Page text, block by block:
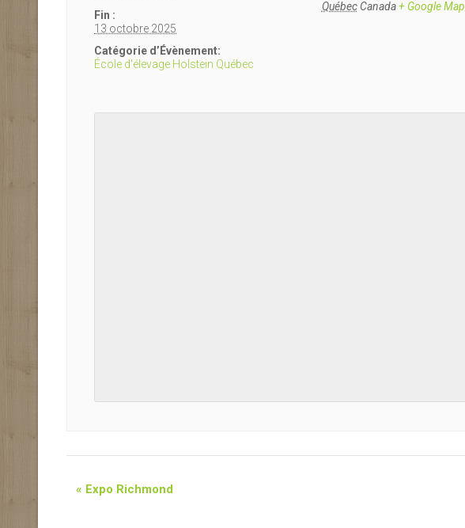
Fin :
13 octobre 2025
Catégorie d’Évènement:
École d'élevage Holstein Québec
Québec Canada + Google Map
« Expo Richmond